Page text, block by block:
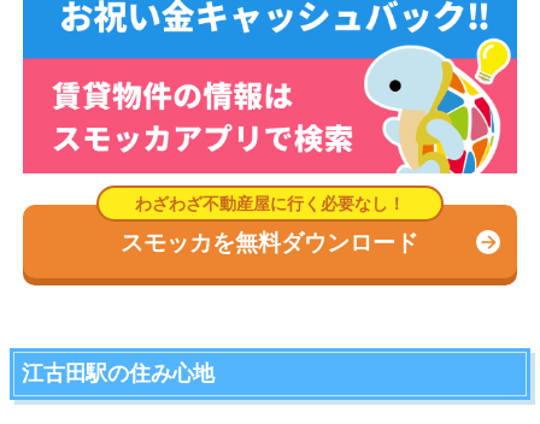
スモッカを無料ダウンロード
江古田駅の住み心地